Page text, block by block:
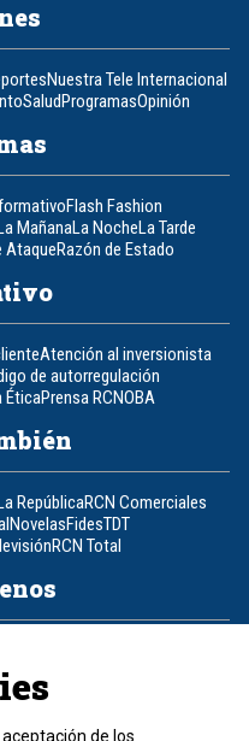
Nuestra Tele Internacional
SaludProgramasOpinión
Flash Fashion
MañanaLa NocheLa Tarde
AtaqueRazón de Estado
Atención al inversionista
de autorregulación
ÉticaPrensa RCNOBA
RepúblicaRCN Comerciales
NovelasFidesTDT
RCN Total
de los